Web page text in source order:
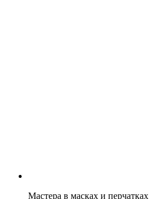
Мастера в масках и перчатках